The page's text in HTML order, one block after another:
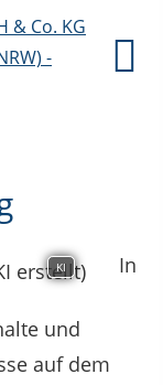
KI In
und
auf dem